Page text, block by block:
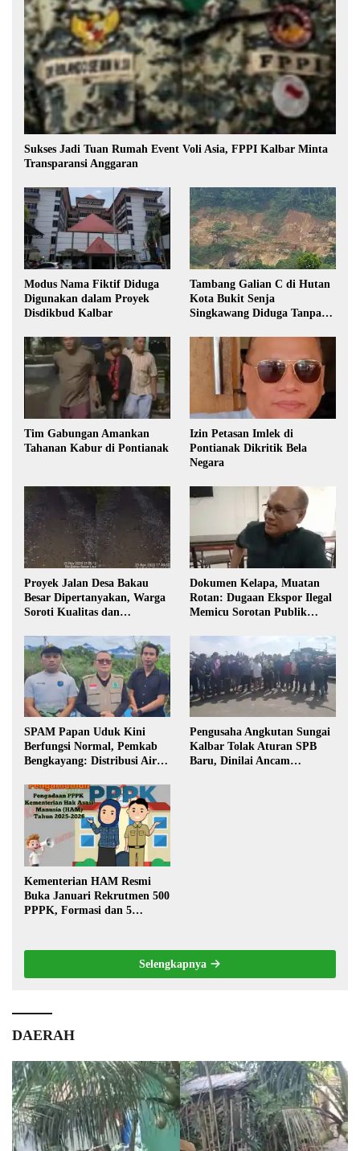
Sukses Jadi Tuan Rumah Event Voli Asia, FPPI Kalbar Minta
Transparansi Anggaran
Modus Nama Fiktif Diduga
Digunakan dalam Proyek
Disdikbud Kalbar
Tambang Galian C di Hutan
Kota Bukit Senja
Singkawang Diduga Tanpa
Tim Gabungan Amankan
Tahanan Kabur di Pontianak
Izin Petasan Imlek di
Pontianak Dikritik Bela
Negara
Proyek Jalan Desa Bakau
Besar Dipertanyakan, Warga
Soroti Kualitas dan
Pembangunan
Dokumen Kelapa, Muatan
Rotan: Dugaan Ekspor Ilegal
Memicu Sorotan Publik
SPAM Papan Uduk Kini
Berfungsi Normal, Pemkab
Bengkayang: Distribusi Air
Warga
Pengusaha Angkutan Sungai
Kalbar Tolak Aturan SPB
Baru, Dinilai Ancam
Kementerian HAM Resmi
Buka Januari Rekrutmen 500
PPPK, Formasi dan 5
Selengkapnya
DAERAH